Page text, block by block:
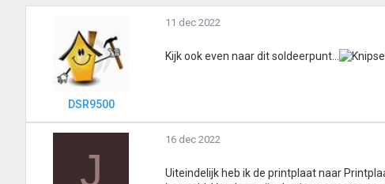
DSR9500
11 dec 2022
Kijk ook even naar dit soldeerpunt...
J
16 dec 2022
Uiteindelijk heb ik de printplaat naar